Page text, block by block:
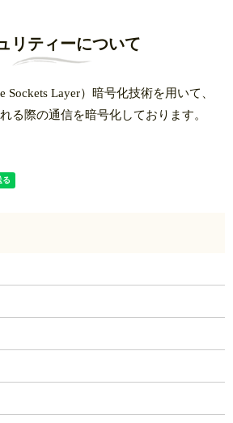
リティーについて
Sockets Layer）暗号化技術を用いて、
る際の通信を暗号化しております。